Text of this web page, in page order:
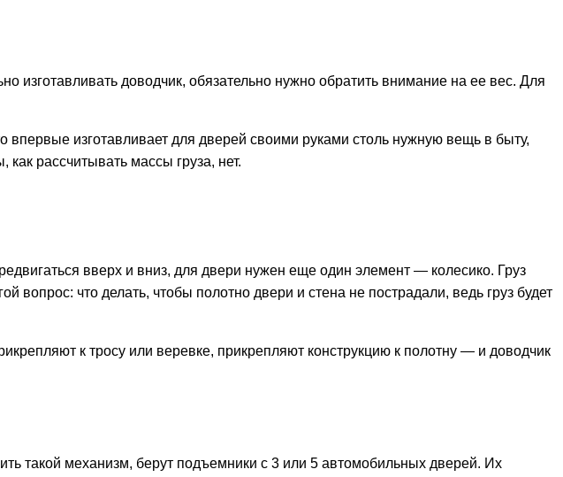
изготавливать доводчик, обязательно нужно обратить внимание на ее вес. Для
изготавливает для дверей своими руками столь нужную вещь в быту,
рассчитывать массы груза, нет.
вверх и вниз, для двери нужен еще один элемент — колесико. Груз
вопрос: что делать, чтобы полотно двери и стена не пострадали, ведь груз будет
к тросу или веревке, прикрепляют конструкцию к полотну — и доводчик
такой механизм, берут подъемники с 3 или 5 автомобильных дверей. Их